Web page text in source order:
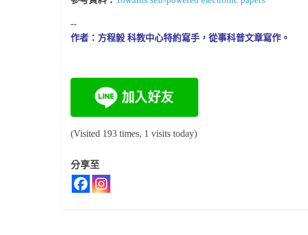
--
作者：方程毅 科教中心特約寫手，從事科普文章寫作。
(Visited 193 times, 1 visits today)
分享至